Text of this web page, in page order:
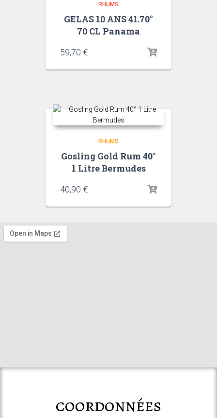
RHUMS
GELAS 10 ANS 41.70°
70 CL Panama
59,70 €
RHUMS
Gosling Gold Rum 40°
1 Litre Bermudes
40,90 €
coordonnées